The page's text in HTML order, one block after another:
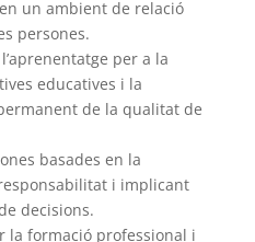
un ambient de relació
persones.
per a la
educatives i la
de la qualitat de
basades en la
i implicant
decisions.
la formació professional i